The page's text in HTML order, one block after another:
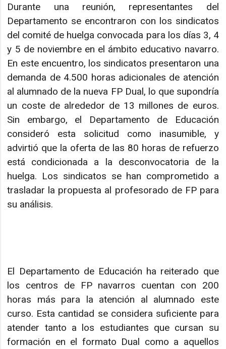
Durante una reunión, representantes del
Departamento se encontraron con los sindicatos
del comité de huelga convocada para los días 3, 4
y 5 de noviembre en el ámbito educativo navarro.
En este encuentro, los sindicatos presentaron una
demanda de 4.500 horas adicionales de atención
al alumnado de la nueva FP Dual, lo que supondría
un coste de alrededor de 13 millones de euros.
Sin embargo, el Departamento de Educación
consideró esta solicitud como inasumible, y
advirtió que la oferta de las 80 horas de refuerzo
está condicionada a la desconvocatoria de la
huelga. Los sindicatos se han comprometido a
trasladar la propuesta al profesorado de FP para
su análisis.
El Departamento de Educación ha reiterado que
los centros de FP navarros cuentan con 200
horas más para la atención al alumnado este
curso. Esta cantidad se considera suficiente para
atender tanto a los estudiantes que cursan su
formación en el formato Dual como a aquellos